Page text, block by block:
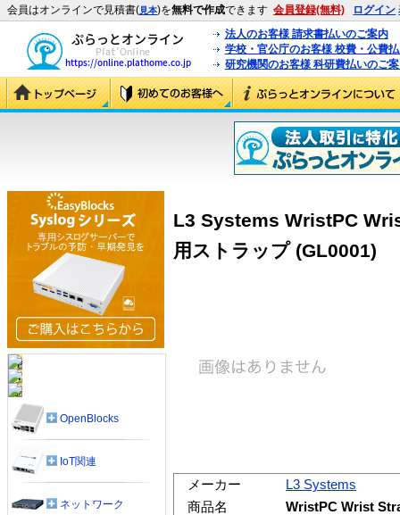
会員はオンラインで見積書(見本)を無料で作成できます 会員登録(無料) ログイン
法人のお客様 請求書払いのご案内
学校・官公庁のお客様 校費・公費
研究機関のお客様 科研費払いのご
L3 Systems WristPC
用ストラップ (GL0001)
メーカー
L3 Systems
商品名
WristPC Wrist
OpenBlocks
IoT関連
ネットワーク